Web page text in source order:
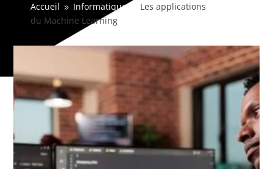
Accueil 9 Informatique
Les applications
du Machine Learning